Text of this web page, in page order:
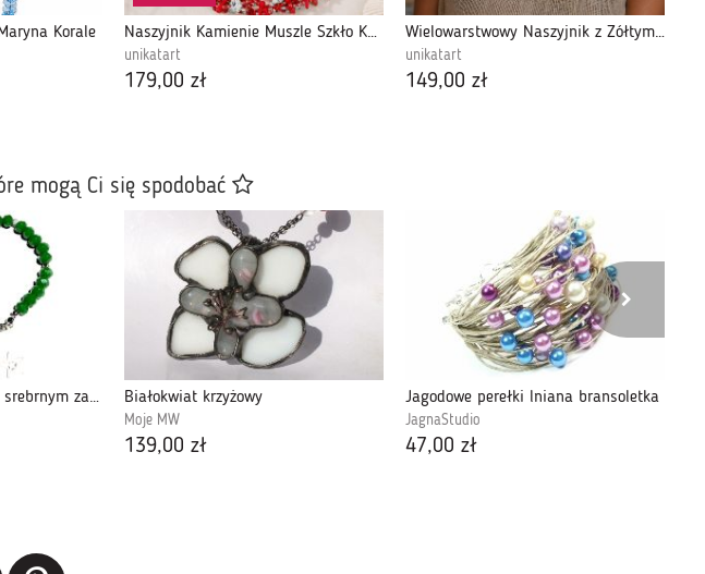
Korale Naszyjnik Kamienie Muszle Szkło Kolorowe Korale Kaskadowe
unikatart
179,00 zł
Wielowarstwowy Naszyjnik z Żółtymi Koralikami - Słoneczny Akcent
unikatart
149,00 zł
mogą Ci się spodobać
Zielona bransoletka ze srebrnym zapięciem zgwiazdką Białokwiat krzyżowy
Moje MW
139,00 zł
Jagodowe perełki lniana bransoletka
JagnaStudio
47,00 zł